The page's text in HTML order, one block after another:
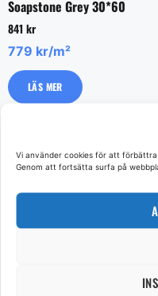
Vi använder cookies för att
Genom att fortsätta surfa på
Soapstone Grey 30*60
841 kr
779 kr/m²
LÄS MER